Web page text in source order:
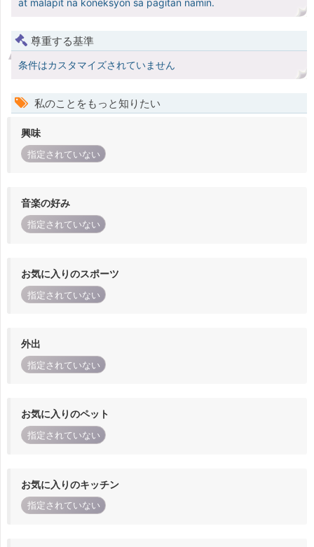
at malapit na koneksyon sa pagitan namin.
尊重する基準
条件はカスタマイズされていません
私のことをもっと知りたい
興味
指定されていない
音楽の好み
指定されていない
お気に入りのスポーツ
指定されていない
外出
指定されていない
お気に入りのペット
指定されていない
お気に入りのキッチン
指定されていない